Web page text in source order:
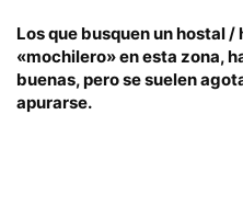
Los que busquen un hostal
«mochilero» en esta zona,
buenas, pero se suelen
apurarse.